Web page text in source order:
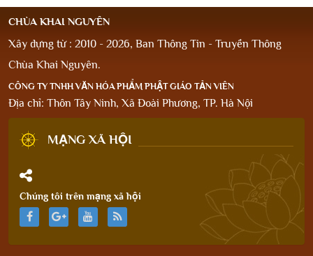
CHÙA KHAI NGUYÊN
Xây dựng từ : 2010 - 2026, Ban Thông Tin - Truyền Thông
Chùa Khai Nguyên.
CÔNG TY TNHH VĂN HÓA PHẨM PHẬT GIÁO TẢN VIÊN
Địa chỉ: Thôn Tây Ninh, Xã Đoài Phương, TP. Hà Nội
MẠNG XÃ HỘI
Chúng tôi trên mạng xã hội